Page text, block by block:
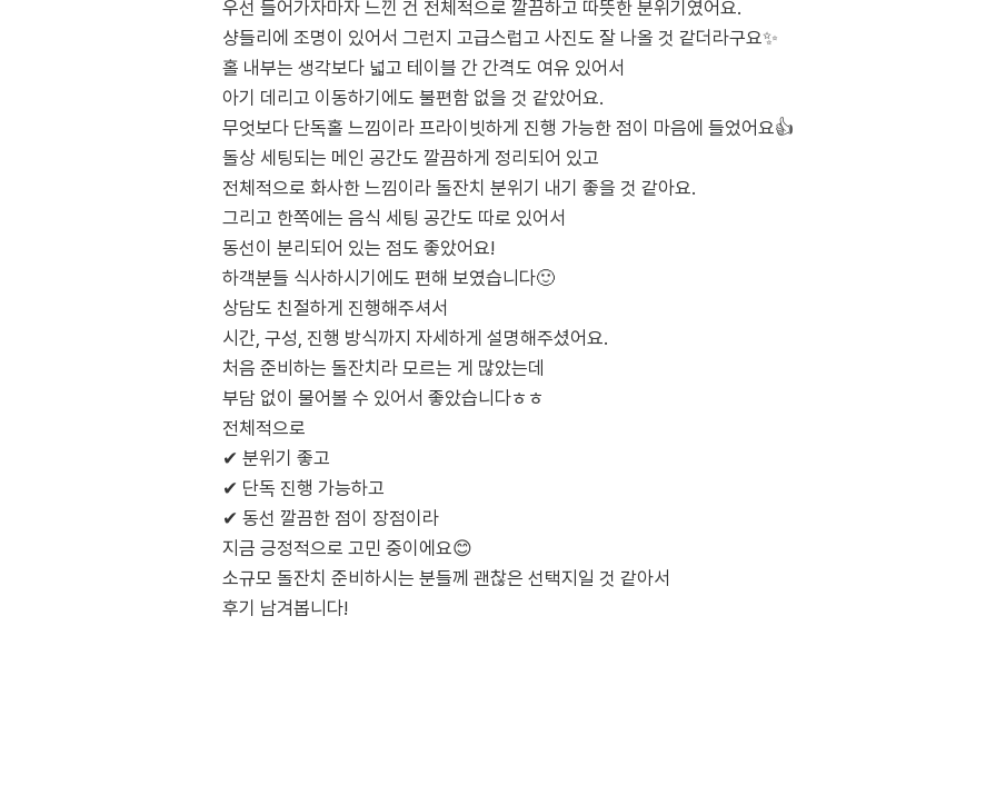
우선 들어가자마자 느낀 건 전체적으로 깔끔하고 따뜻한 분위기였어요.
샹들리에 조명이 있어서 그런지 고급스럽고 사진도 잘 나올 것 같더라구요✨
홀 내부는 생각보다 넓고 테이블 간 간격도 여유 있어서
아기 데리고 이동하기에도 불편함 없을 것 같았어요.
무엇보다 단독홀 느낌이라 프라이빗하게 진행 가능한 점이 마음에 들었어요👍
돌상 세팅되는 메인 공간도 깔끔하게 정리되어 있고
전체적으로 화사한 느낌이라 돌잔치 분위기 내기 좋을 것 같아요.
그리고 한쪽에는 음식 세팅 공간도 따로 있어서
동선이 분리되어 있는 점도 좋았어요!
하객분들 식사하시기에도 편해 보였습니다🙂
상담도 친절하게 진행해주셔서
시간, 구성, 진행 방식까지 자세하게 설명해주셨어요.
처음 준비하는 돌잔치라 모르는 게 많았는데
부담 없이 물어볼 수 있어서 좋았습니다ㅎㅎ
전체적으로
✔ 분위기 좋고
✔ 단독 진행 가능하고
✔ 동선 깔끔한 점이 장점이라
지금 긍정적으로 고민 중이에요😊
소규모 돌잔치 준비하시는 분들께 괜찮은 선택지일 것 같아서
후기 남겨봅니다!